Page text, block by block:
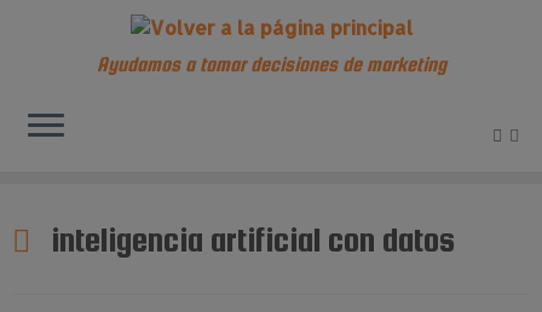
contenido
Ayudamos a tomar decisiones de marketing
inteligencia artificial con datos